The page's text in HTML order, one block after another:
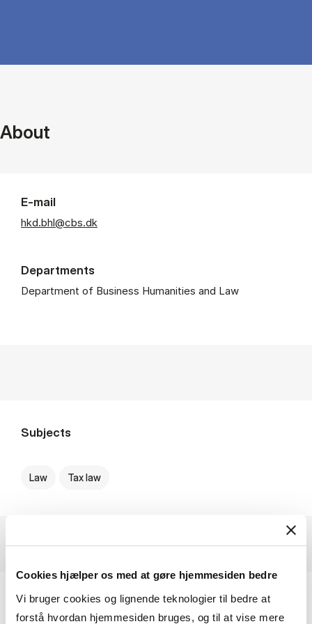
Cookies hjælper os med at gøre hjemmesiden bedre
Vi bruger cookies og lignende teknologier til bedre at
forstå hvordan hjemmesiden bruges, og til at vise mere
About
E-mail
hkd.bhl@cbs.dk
Departments
Department of Business Humanities and Law
Subjects
Law Tax law
Profile Description